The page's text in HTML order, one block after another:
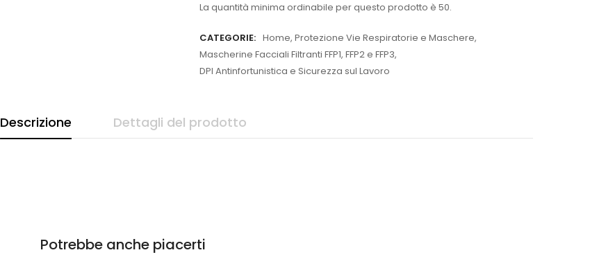
La quantità minima ordinabile per questo prodotto è 50.
CATEGORIE: Home, Protezione Vie Respiratorie e Maschere,
Mascherine Facciali Filtranti FFP1, FFP2 e FFP3,
DPI Antinfortunistica e Sicurezza sul Lavoro
Descrizione Dettagli del prodotto
Potrebbe anche piacerti